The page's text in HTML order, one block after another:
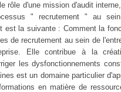
rôle d'une mission d'audit
" recrutement " au
est la suivante : Comment la
de recrutement au sein de
Elle contribue à la
les dysfonctionnements
est un domaine particulier
en matière de